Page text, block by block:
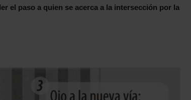
el paso a quien se acerca a la intersección por la